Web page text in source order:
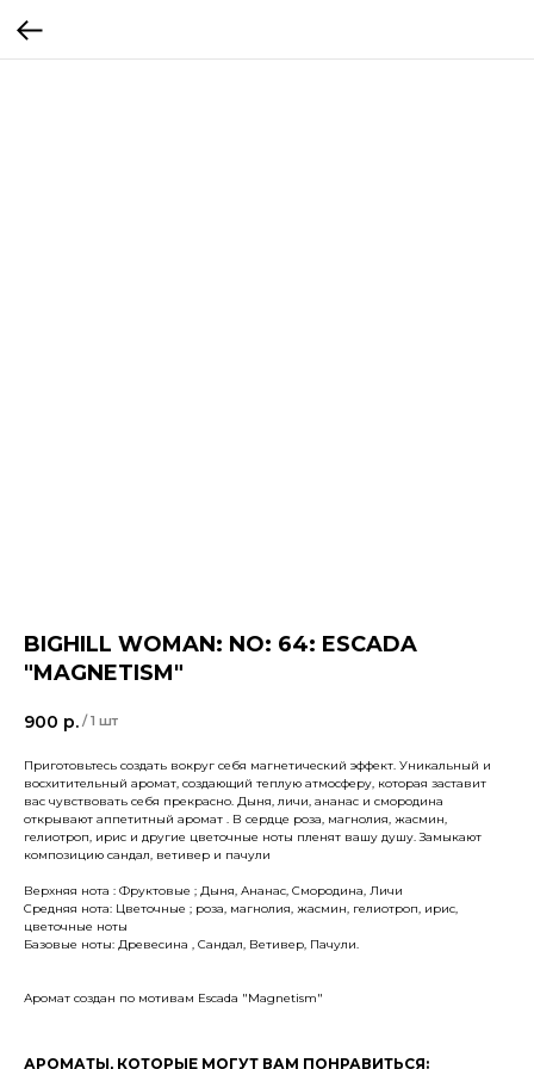
BIGHILL WOMAN: NO: 64: ESCADA
"MAGNETISM"
900 р. / 1 шт
Приготовьтесь создать вокруг себя магнетический эффект. Уникальный и
восхитительный аромат, создающий теплую атмосферу, которая заставит
вас чувствовать себя прекрасно. Дыня, личи, ананас и смородина
открывают аппетитный аромат . В сердце роза, магнолия, жасмин,
гелиотроп, ирис и другие цветочные ноты пленят вашу душу. Замыкают
композицию сандал, ветивер и пачули
Верхняя нота : Фруктовые ; Дыня, Ананас, Смородина, Личи
Средняя нота: Цветочные ; роза, магнолия, жасмин, гелиотроп, ирис,
цветочные ноты
Базовые ноты: Древесина , Сандал, Ветивер, Пачули.
Аромат создан по мотивам Escada "Magnetism"
АРОМАТЫ, КОТОРЫЕ МОГУТ ВАМ ПОНРАВИТЬСЯ: